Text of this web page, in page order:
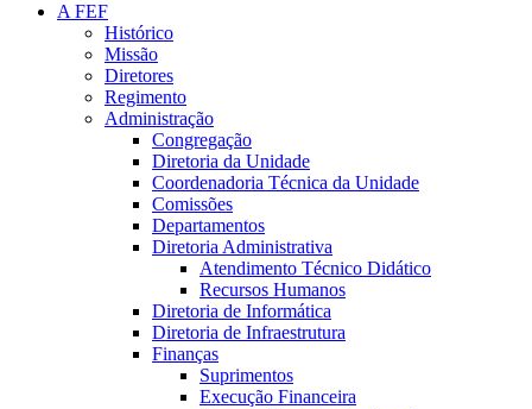
A FEF
Histórico
Missão
Diretores
Regimento
Administração
Congregação
Diretoria da Unidade
Coordenadoria Técnica da Unidade
Comissões
Departamentos
Diretoria Administrativa
Atendimento Técnico Didático
Recursos Humanos
Diretoria de Informática
Diretoria de Infraestrutura
Finanças
Suprimentos
Execução Financeira